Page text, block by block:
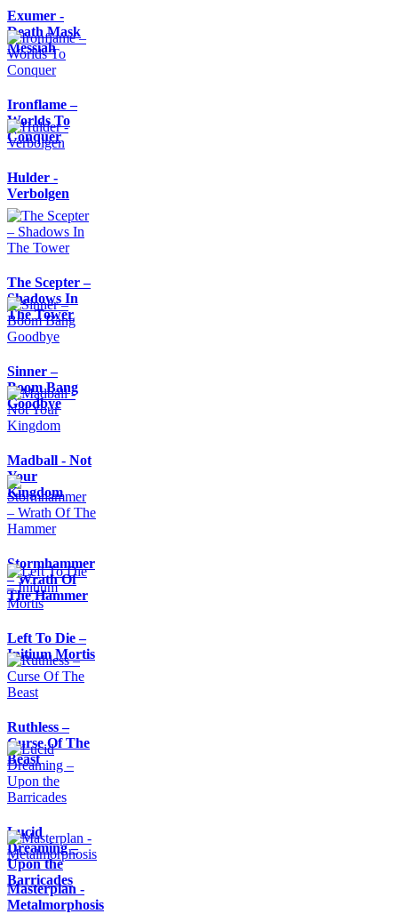
Exumer -
Death Mask
Messiah
Ironflame –
Worlds To
Conquer
Hulder -
Verbolgen
The Scepter –
Shadows In
The Tower
Sinner –
Boom Bang
Goodbye
Madball - Not
Your
Kingdom
Stormhammer
– Wrath Of
The Hammer
Left To Die –
Initium Mortis
Ruthless –
Curse Of The
Beast
Lucid
Dreaming –
Upon the
Barricades
Masterplan -
Metalmorphosis